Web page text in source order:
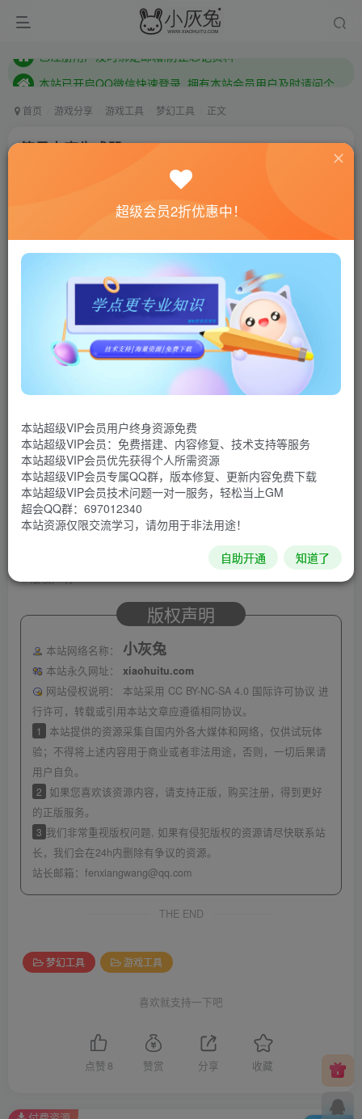
本站已开启QQ微信快速登录 ,拥有本站会员用户及时请问个人中心绑定！
首页 游戏分享 游戏工具 梦幻工具 正文
简易卡密生成器
联网教程： 内附教程
单机教程： 内附教程
不懂的话联系客服！！！
[wm_notice]简易卡密生成器[/wm_notice]
©版权声明
版权声明
本站网络名称： 小灰兔
本站永久网址：
xiaohuitu.com
网站侵权说明：
本站采用 CC BY-NC-SA 4.0 国际许可协议 进
行许可，转载或引用本站文章应遵循相同协议。
1
本站提供的资源采集自国内外各大媒体和网络，仅供试玩体
验；不得将上述内容用于商业或者非法用途，否则，一切后果请
用户自负。
2
如果您喜欢该资源内容，请支持正版，购买注册，得到更好
的正版服务。
3 我们非常重视版权问题, 如果有侵犯版权的资源请尽快联系站
长，我们会在24h内删除有争议的资源。
站长邮箱： fenxiangwang@qq.com
THE END
梦幻工具 游戏工具
喜欢就支持一下吧
点赞 8 赞赏 分享 收藏
超级会员2折优惠中！
本站超级VIP会员用户终身资源免费
本站超级VIP会员：免费搭建、内容修复、技术支持等服务
本站超级VIP会员优先获得个人所需资源
本站超级VIP会员专属QQ群，版本修复、更新内容免费下载
本站超级VIP会员技术问题一对一服务，轻松当上GM
超会QQ群：697012340
本站资源仅限交流学习，请勿用于非法用途！
自助开通 知道了